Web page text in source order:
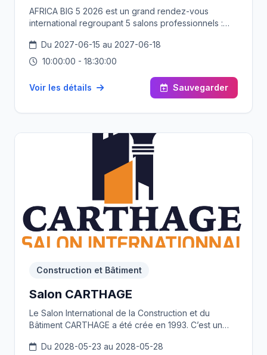
AFRICA BIG 5 2026 est un grand rendez-vous
international regroupant 5 salons professionnels :
TRAFFIC & AFRICA PUBLIC WORKS, GREEN AFRICA
et AFRICA FINANCE BANKING & INSURANCE EXPO.
organisé par XTRADE FOR EVENTS et STI EXPO. Ce
grand salon professionnel mettra en avant les
LOGISTICA AFRICA EXPO ; les infrastructures
routières et la mobilité Intelligente avec AFRICA
TRAFFIC ; les travaux publics et l’infrastructures avec
AFRICA PUBLIC WORKS ; le développement durable,
les énergies renouvelables et les énergies vertes
avec GREEN AFRICA ; ainsi que la Fin-Tech, la
finance, les banques & les assurances avec AFBI
Expo. L’événement est purement B2B & B2G réunira
des exposants, les décideurs, les investisseurs et
les experts internationaux autour de nouvelles
numérique ainsi que des opportunités de
en Afrique et dans le bassin méditerranéen.
Du 2027-06-15 au 2027-06-18
10:00:00 - 18:30:00
Voir les détails Sauvegarder
Construction et Bâtiment
Salon CARTHAGE
Le Salon International de la Construction et du
Bâtiment CARTHAGE a été crée en 1993. C’est un
ouvert à l’international. Il présente une offre
Du 2028-05-23 au 2028-05-28